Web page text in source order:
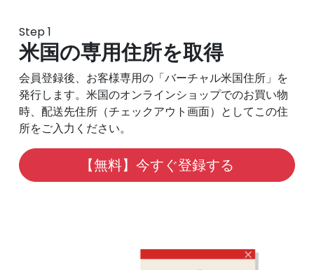
Step 1
米国の専用住所を取得
会員登録後、お客様専用の「バーチャル米国住所」を
発行します。米国のオンラインショップでのお買い物
時、配送先住所（チェックアウト画面）としてこの住
所をご入力ください。
【無料】今すぐ登録する